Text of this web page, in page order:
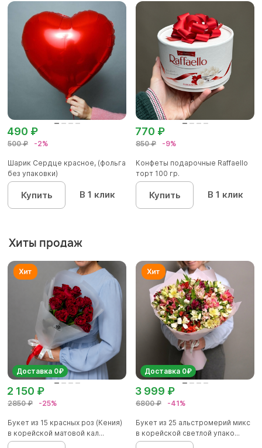
500 ₽ -2%
490 ₽
Шарик Сердце красное, (фольга
без упаковки)
Купить В 1 клик
850 ₽ -9%
770 ₽
Конфеты подарочные Raffaello
торт 100 гр.
Купить В 1 клик
Хиты продаж
Доставка 0₽
2850 ₽ -25%
2 150 ₽
Букет из 15 красных роз (Кения)
в корейской матовой кал...
Доставка 0₽
6800 ₽ -41%
3 999 ₽
Букет из 25 альстромерий микс
в корейской светлой упако...